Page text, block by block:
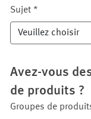
Sujet *
Avez-vous
de produits ?
Groupes de